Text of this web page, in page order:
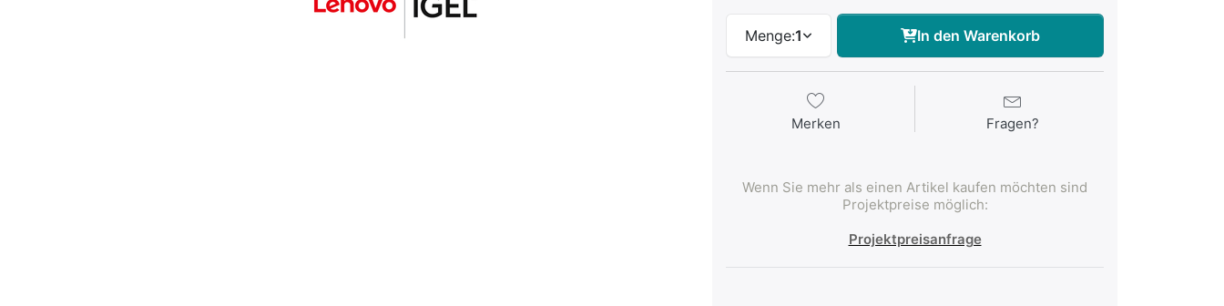
Menge:1 In den Warenkorb
Merken Fragen?
Wenn Sie mehr als einen Artikel kaufen möchten sind
Projektpreise möglich:
Projektpreisanfrage